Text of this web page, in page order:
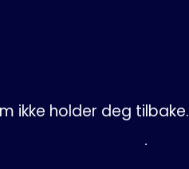
ikke holder deg tilbake.